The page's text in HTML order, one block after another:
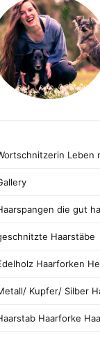
Leben
die gut
Haarstäbe
Haarforken
Kupfer/ Silber
Haarforke